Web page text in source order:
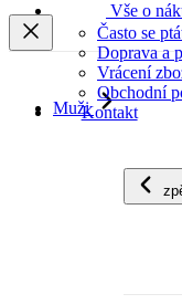
Vše o
Často se
Doprava a
Vrácení
Obchodní
Kontakt
Muži